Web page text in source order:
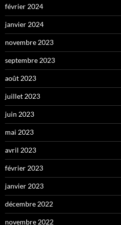
février 2024
janvier 2024
novembre 2023
septembre 2023
août 2023
juillet 2023
juin 2023
mai 2023
avril 2023
février 2023
janvier 2023
décembre 2022
novembre 2022